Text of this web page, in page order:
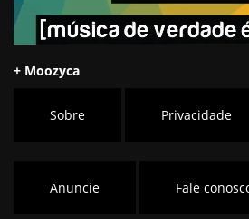
+ Moozyca
Sobre Privacidade
Anuncie Fale